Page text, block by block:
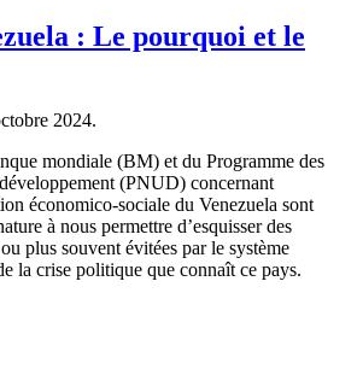
: Le pourquoi et le
2024.
mondiale (BM) et du Programme des
(PNUD) concernant
économico-sociale du Venezuela sont
à nous permettre d’esquisser des
plus souvent évitées par le système
la crise politique que connaît ce pays.